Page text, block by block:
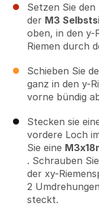
Setzen Sie
der M3
oben, in den y-
Riemen durch
Schieben Sie
ganz in den y-
vorne bündig
Stecken sie
vordere Loch
Sie eine
. Schrauben
der xy-
2
steckt.